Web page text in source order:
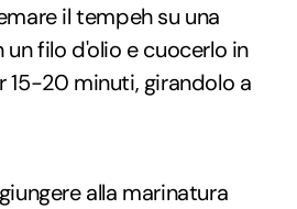
il tempeh su una
un filo d'olio e cuocerlo in
15-20 minuti, girandolo a
alla marinatura